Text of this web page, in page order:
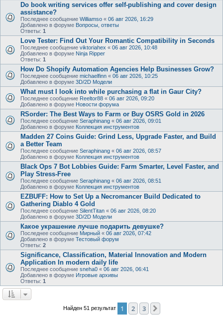
Do book writing services offer self-publishing and cover design
assistance?
Последнее сообщение Williamso « 06 авг 2026, 16:29
Добавлено в форуме Вопросы, ответы
Ответы: 1
Love Tester: Find Out Your Romantic Compatibility in Seconds
Последнее сообщение viktoriahex « 06 авг 2026, 10:48
Добавлено в форуме Ninja Ripper
Ответы: 1
How Do Shopify Automation Agencies Help Businesses Grow?
Последнее сообщение michaelfinn « 06 авг 2026, 10:25
Добавлено в форуме 3D/2D Модели
What must I look into while purchasing a flat in Gaur City?
Последнее сообщение Reeltor88 « 06 авг 2026, 09:20
Добавлено в форуме Новости форума
RSorder: The Best Ways to Farm or Buy OSRS Gold in 2026
Последнее сообщение Seraphinang « 06 авг 2026, 09:01
Добавлено в форуме Коллекция инструментов
Madden 27 Coins Guide: Grind Less, Upgrade Faster, and Build
a Better Team
Последнее сообщение Seraphinang « 06 авг 2026, 08:57
Добавлено в форуме Коллекция инструментов
Black Ops 7 Bot Lobbies Guide: Farm Smarter, Level Faster, and
Play Stress-Free
Последнее сообщение Seraphinang « 06 авг 2026, 08:51
Добавлено в форуме Коллекция инструментов
EZBUFF: How to Set Up a Necromancer Build Dedicated to
Gathering Diablo 4 Gold
Последнее сообщение SilentTitan « 06 авг 2026, 08:20
Добавлено в форуме 3D/2D Модели
Какое украшение лучше подарить девушке?
Последнее сообщение Мирный « 06 авг 2026, 07:42
Добавлено в форуме Тестовый форум
Ответы: 2
Significance, Classification, Material Innovation and Modern
Application In modern daily life
Последнее сообщение sneha0 « 06 авг 2026, 06:41
Добавлено в форуме Игровые архивы
Ответы: 1
Найден 51 результат 1 2 3